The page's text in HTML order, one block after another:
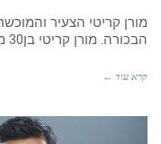
מורן קריטי הצעיר
הבכורה. מורן קריטי בן30 מרחובות נחשב בשנים האחרונות
קרא עוד ←